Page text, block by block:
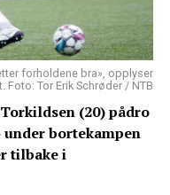
forholdene bra», opplyser
Foto: Tor Erik Schrøder / NTB
(20) pådro
bortekampen
tilbake i